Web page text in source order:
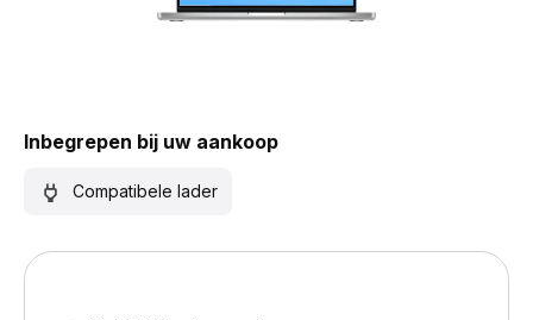
Inbegrepen bij uw aankoop
Compatibele lader